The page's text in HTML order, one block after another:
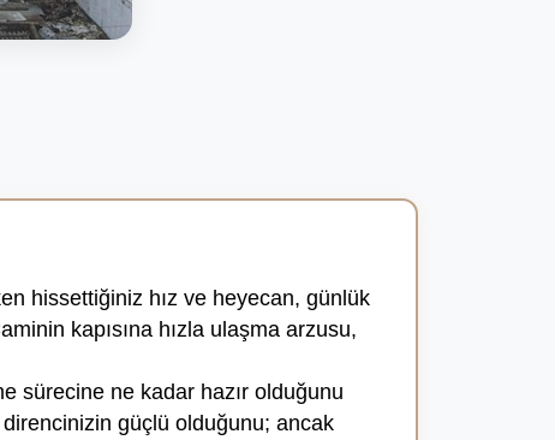
hissettiğiniz hız ve heyecan, günlük
kapısına hızla ulaşma arzusu,
sürecine ne kadar hazır olduğunu
güçlü olduğunu; ancak